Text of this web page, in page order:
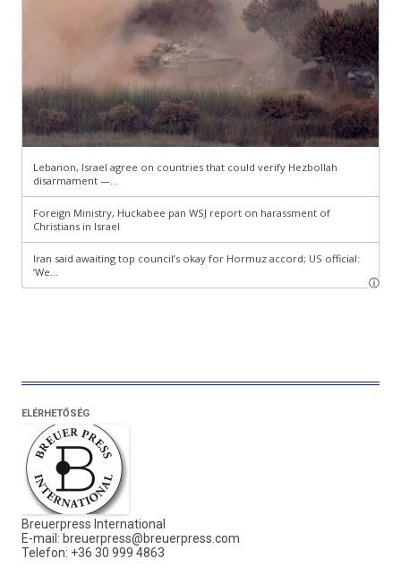
ELÉRHETŐSÉG
Breuerpress International
E-mail: breuerpress@breuerpress.com
Telefon: +36 30 999 4863